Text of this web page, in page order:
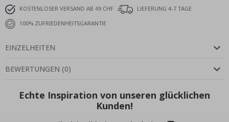
KOSTENLOSER VERSAND AB 49 CHF
LIEFERUNG 4-7 TAGE
100% ZUFRIEDENHEITSGARANTIE
EINZELHEITEN
BEWERTUNGEN (0)
Echte Inspiration von unseren glücklichen
Kunden!